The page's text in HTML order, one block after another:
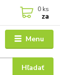
Menu
Hľadať
0 ks
za